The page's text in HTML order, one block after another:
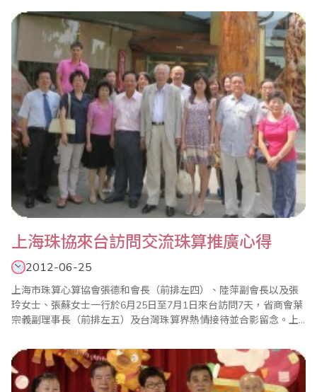
上海珠協來台訪問交流珠算推廣心得
2012-06-25
上海市珠算心算協會張德和會長（前排左四）、陸萍副會長以及張
玲女士、張蘇女士一行於6月25日至7月1日來台訪問7天，省商會葉
宗義副理事長（前排左五）及台灣珠算界熱情接待並合影留念。上
門，對於珠算普及推廣、老齡弱智特殊教育等，以及對珠算與傳統
文化的歷史關係、珠算與數學的淵源脈絡均有深入的研究並獲得豐
富的成果，也在此次的交流活動中與台灣珠算界暢談..